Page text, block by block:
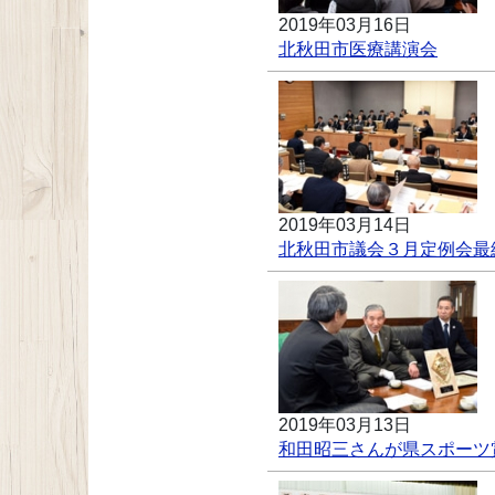
2019年03月16日
北秋田市医療講演会
2019年03月14日
北秋田市議会３月定例会最
2019年03月13日
和田昭三さんが県スポー